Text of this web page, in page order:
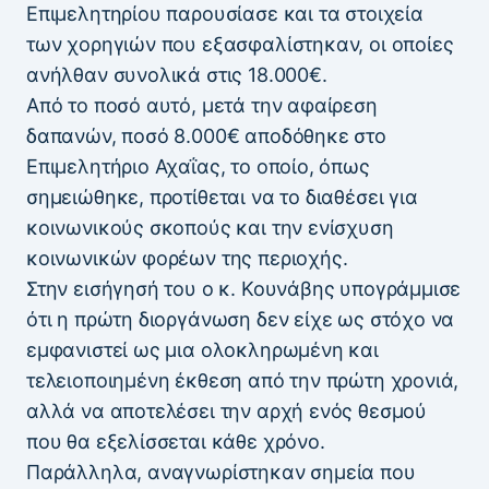
Επιμελητηρίου παρουσίασε και τα στοιχεία
των χορηγιών που εξασφαλίστηκαν, οι οποίες
ανήλθαν συνολικά στις 18.000€.
Από το ποσό αυτό, μετά την αφαίρεση
δαπανών, ποσό 8.000€ αποδόθηκε στο
Επιμελητήριο Αχαΐας, το οποίο, όπως
σημειώθηκε, προτίθεται να το διαθέσει για
κοινωνικούς σκοπούς και την ενίσχυση
κοινωνικών φορέων της περιοχής.
Στην εισήγησή του ο κ. Κουνάβης υπογράμμισε
ότι η πρώτη διοργάνωση δεν είχε ως στόχο να
εμφανιστεί ως μια ολοκληρωμένη και
τελειοποιημένη έκθεση από την πρώτη χρονιά,
αλλά να αποτελέσει την αρχή ενός θεσμού
που θα εξελίσσεται κάθε χρόνο.
Παράλληλα, αναγνωρίστηκαν σημεία που